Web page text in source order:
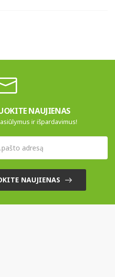
NAUJIENAS
ir išpardavimus!
NAUJIENAS